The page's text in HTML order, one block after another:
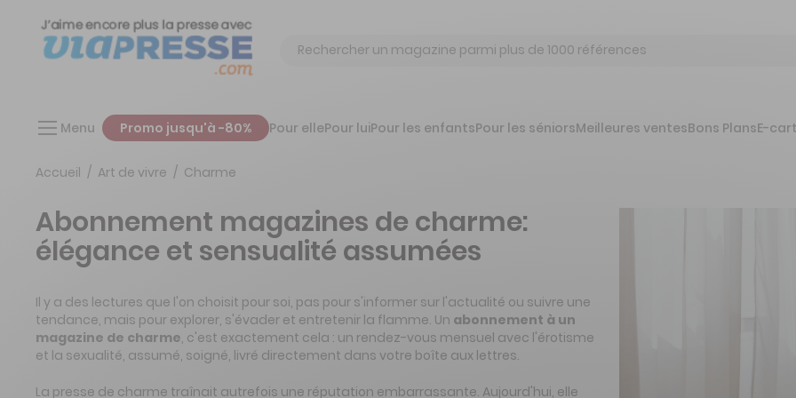
Chercher
Menu Promo jusqu'à -80% Pour ellePour luiPour les enfantsPour les séniorsMeilleures ventesBons PlansE-
Accueil Art de vivre Charme
Abonnement magazines de charme:
élégance et sensualité assumées
Il y a des lectures que l'on choisit pour soi, pas pour s'informer sur l'actualité ou suivre une
tendance, mais pour explorer, s'évader et entretenir la flamme. Un abonnement à un
magazine de charme, c'est exactement cela : un rendez-vous mensuel avec l'érotisme
et la sexualité, assumé, soigné, livré directement dans votre boîte aux lettres.
La presse de charme traînait autrefois une réputation embarrassante. Aujourd'hui, elle